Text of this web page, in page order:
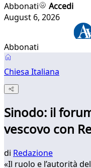
Abbonati
Accedi
August 6, 2026
Abbonati
Chiesa Italiana
Sinodo: il
vescovo con
di Redazione
«Il ruolo e l’autorità